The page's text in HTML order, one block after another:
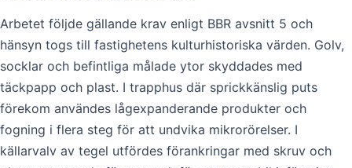
Arbetet följde gällande krav enligt BBR avsnitt 5 och
hänsyn togs till fastighetens kulturhistoriska värden. Golv,
socklar och befintliga målade ytor skyddades med
täckpapp och plast. I trapphus där sprickkänslig puts
förekom användes lågexpanderande produkter och
fogning i flera steg för att undvika mikrorörelser. I
källarvalv av tegel utfördes förankringar med skruv och